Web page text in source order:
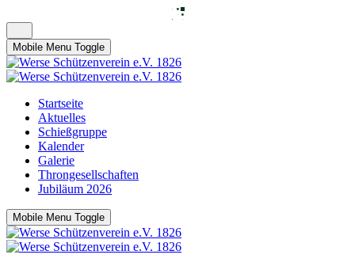
Mobile Menu Toggle
Startseite
Aktuelles
Schießgruppe
Kalender
Galerie
Throngesellschaften
Jubiläum 2026
Mobile Menu Toggle